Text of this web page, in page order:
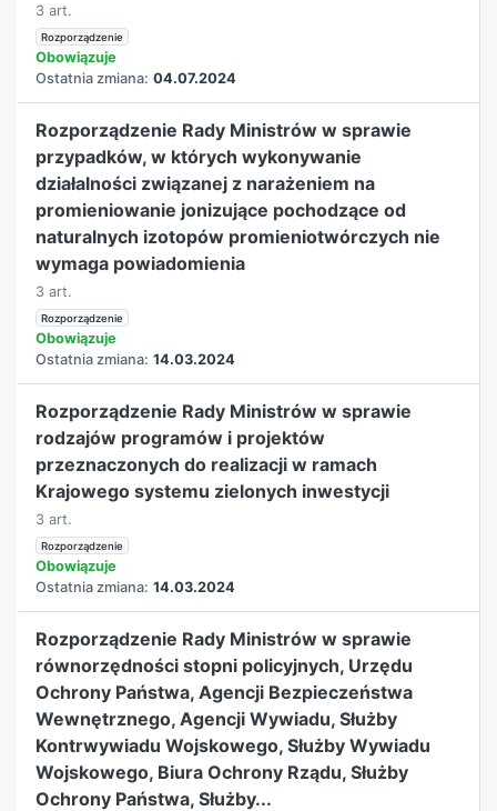
3 art.
Rozporządzenie
Obowiązuje
Ostatnia zmiana: 04.07.2024
Rozporządzenie Rady Ministrów w sprawie
przypadków, w których wykonywanie
działalności związanej z narażeniem na
promieniowanie jonizujące pochodzące od
naturalnych izotopów promieniotwórczych nie
wymaga powiadomienia
3 art.
Rozporządzenie
Obowiązuje
Ostatnia zmiana: 14.03.2024
Rozporządzenie Rady Ministrów w sprawie
rodzajów programów i projektów
przeznaczonych do realizacji w ramach
Krajowego systemu zielonych inwestycji
3 art.
Rozporządzenie
Obowiązuje
Ostatnia zmiana: 14.03.2024
Rozporządzenie Rady Ministrów w sprawie
równorzędności stopni policyjnych, Urzędu
Ochrony Państwa, Agencji Bezpieczeństwa
Wewnętrznego, Agencji Wywiadu, Służby
Kontrwywiadu Wojskowego, Służby Wywiadu
Wojskowego, Biura Ochrony Rządu, Służby
Ochrony Państwa, Służby...